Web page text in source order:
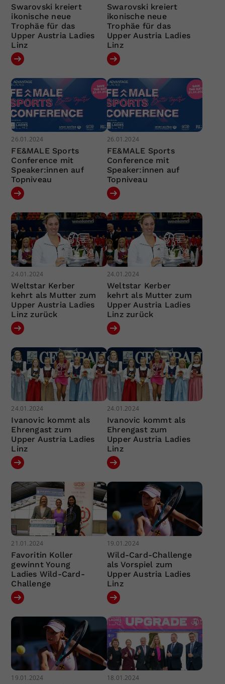
Swarovski kreiert
ikonische neue
Trophäe für das
Upper Austria Ladies
Linz
Swarovski kreiert
ikonische neue
Trophäe für das
Upper Austria Ladies
Linz
26.01.2024
FE&MALE Sports
Conference mit
Speaker:innen auf
Topniveau
26.01.2024
FE&MALE Sports
Conference mit
Speaker:innen auf
Topniveau
24.01.2024
Weltstar Kerber
kehrt als Mutter zum
Upper Austria Ladies
Linz zurück
24.01.2024
Weltstar Kerber
kehrt als Mutter zum
Upper Austria Ladies
Linz zurück
24.01.2024
Ivanovic kommt als
Ehrengast zum
Upper Austria Ladies
Linz
24.01.2024
Ivanovic kommt als
Ehrengast zum
Upper Austria Ladies
Linz
21.01.2024
Favoritin Koller
gewinnt Young
Ladies Wild-Card-
Challenge
19.01.2024
Wild-Card-Challenge
als Vorspiel zum
Upper Austria Ladies
Linz
19.01.2024 18.01.2024